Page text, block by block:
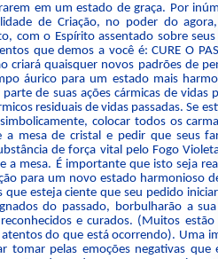
em um estado de graça. Por
de Criação, no poder do
com o Espírito assentado sobre
que demos a você é: CURE O
criará quaisquer novos padrões de
áurico para um estado mais
de suas ações cármicas de vidas
residuais de vidas passadas. Se
colocar todos os
mesa de cristal e pedir que seus
de força vital pelo Fogo
a mesa. É importante que isto seja
para um novo estado harmonioso
esteja ciente que seu pedido
do passado, borbulharão a
e curados. (Muitos
do que está ocorrendo). Uma
tomar pelas emoções negativas que